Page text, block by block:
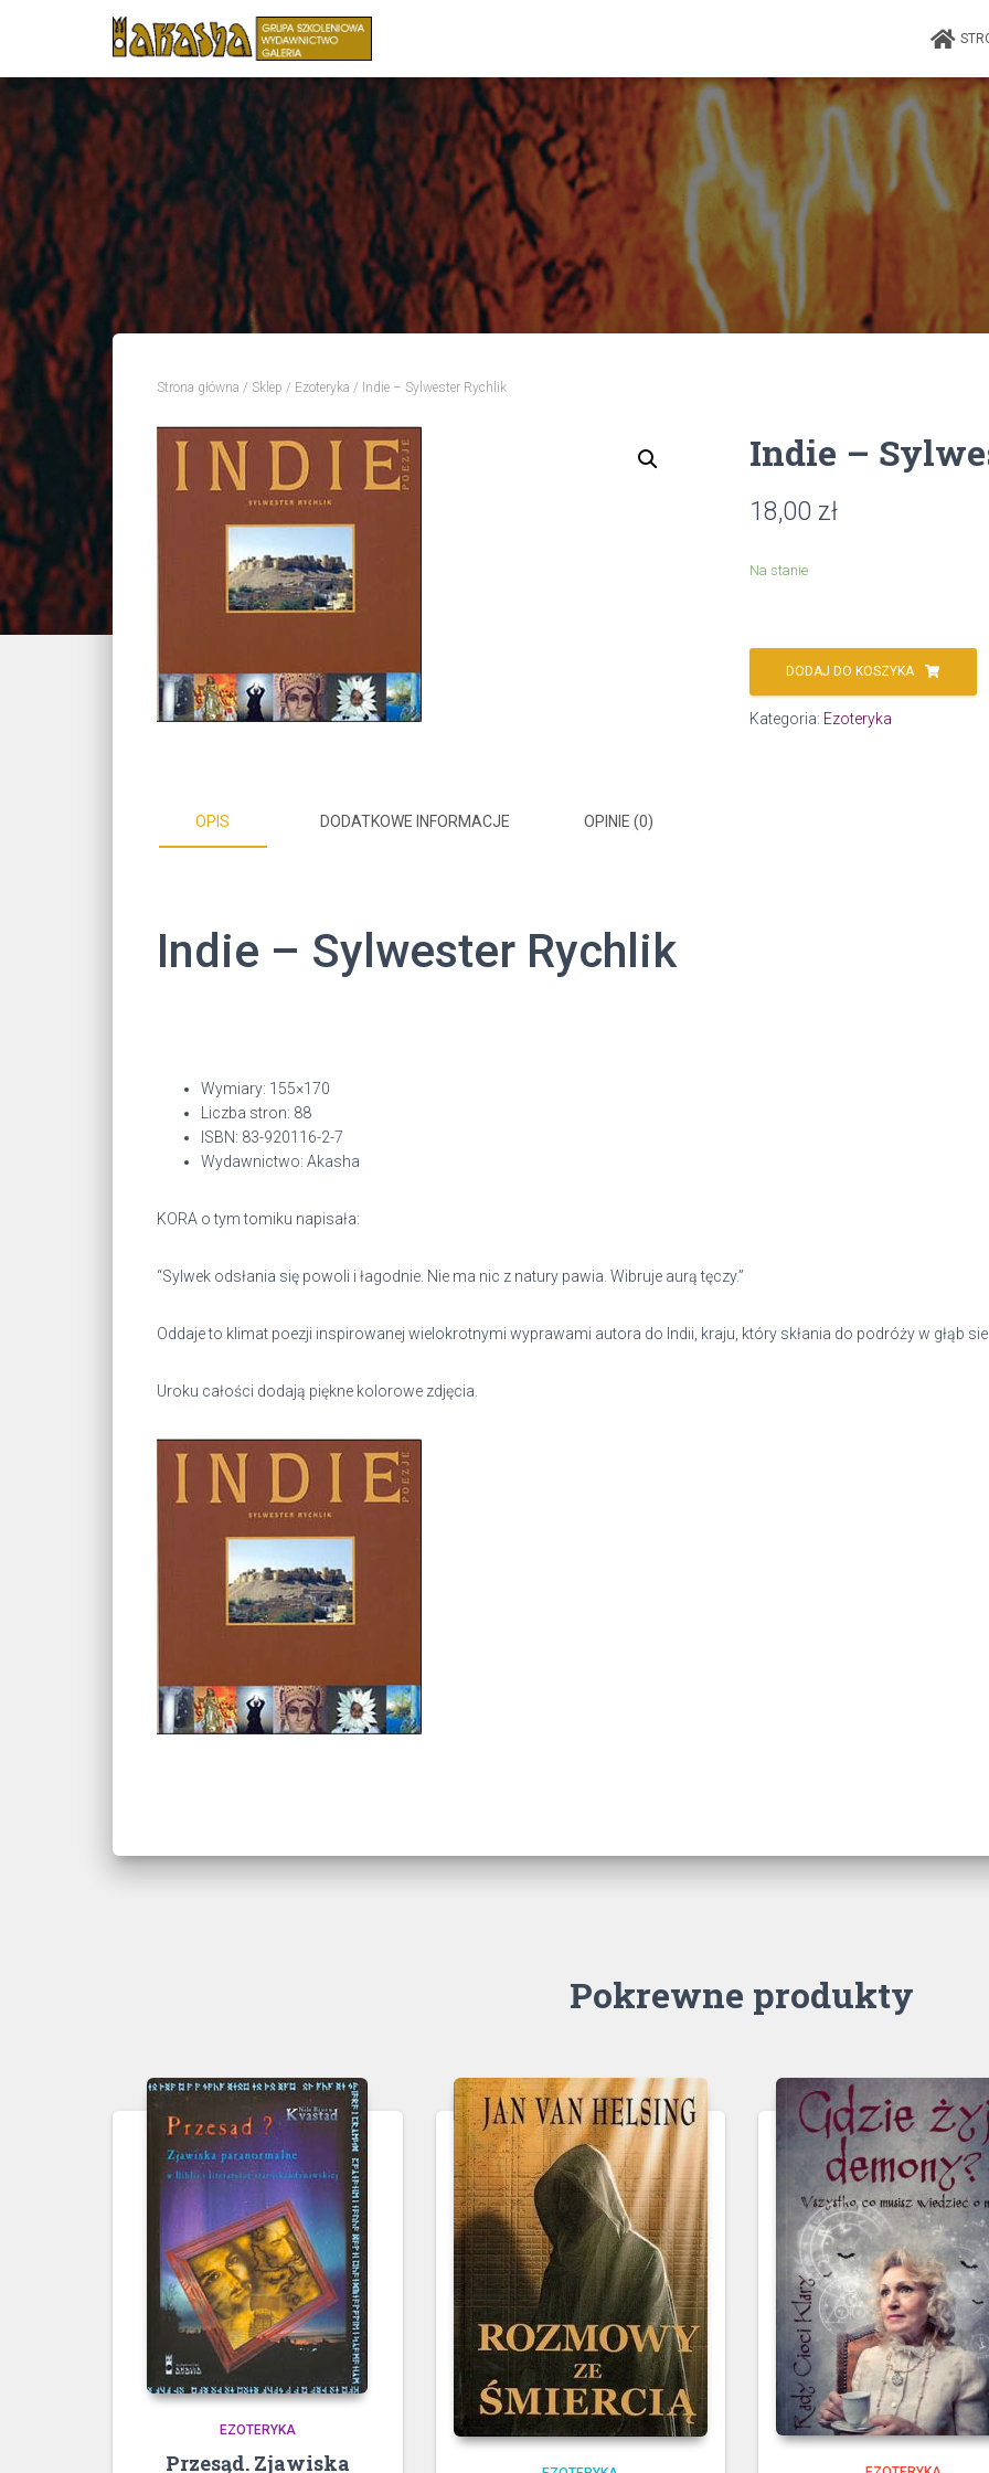
Strona główna / Sklep / Ezoteryka / Indie – Sylwester Rychlik
Indie –
18,00 zł
Na stanie
DODAJ DO KOSZYKA
Kategoria: Ezoteryka
OPIS DODATKOWE INFORMACJE OPINIE (0)
Indie – Sylwester Rychlik
Wymiary: 155×170
Liczba stron: 88
ISBN: 83-920116-2-7
Wydawnictwo: Akasha
KORA o tym tomiku napisała:
“Sylwek odsłania się powoli i łagodnie. Nie ma nic z natury pawia. Wibruje aurą tęczy.”
Oddaje to klimat poezji inspirowanej wielokrotnymi wyprawami autora do Indii, kraju, który skłania do podróży w głąb
Uroku całości dodają piękne kolorowe zdjęcia.
Pokrewne produkty
EZOTERYKA
Przesąd. Zjawiska